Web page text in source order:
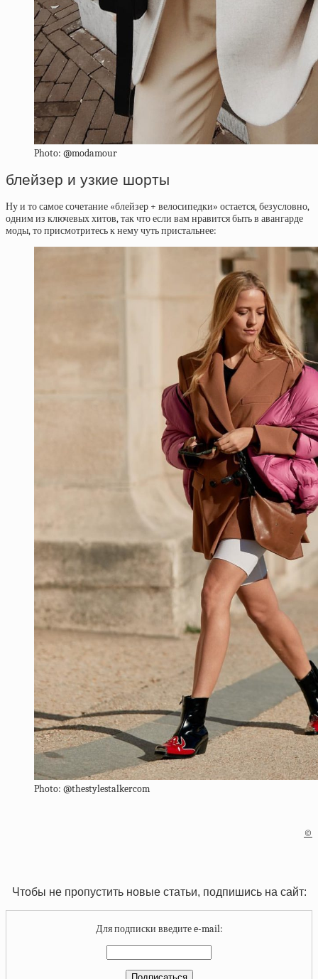
Photo: @modamour
блейзер и узкие шорты
Ну и то самое сочетание «блейзер + велосипедки» остается, безусловно,
одним из ключевых хитов, так что если вам нравится быть в авангарде
моды, то присмотритесь к нему чуть пристальнее:
Photo: @thestylestalkercom
©
Чтобы не пропустить новые статьи, подпишись на сайт:
Для подписки введите e-mail: